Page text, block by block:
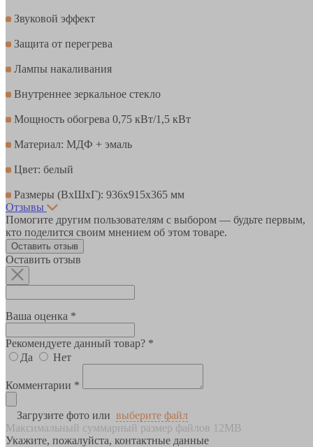
Звуковой эффект
Защита от перегрева
Лампы накаливания
Внутреннее зеркальное стекло
Мощность обогрева 0,75 кВт/1,5 кВт
Материал: МДФ + эмаль
Цвет: белый
Размеры (ВхШхГ): 936х915х365 мм
Отзывы
Помогите другим пользователям с выбором — будьте первым,
кто поделится своим мнением об этом товаре.
Оставить отзыв
Оставить отзыв
Ваша оценка *
Рекомендуете данный товар? *
Да
Нет
Комментарии *
Загрузите фото или выберите файл
Максимальный суммарный размер файлов 12MB
Укажите, пожалуйста, контактные данные